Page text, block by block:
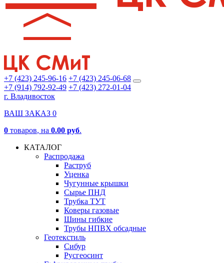
+7 (423) 245-96-16 +7 (423) 245-06-68
+7 (914) 792-92-49 +7 (423) 272-01-04
г. Владивосток
ВАШ ЗАКАЗ 0
0 товаров, на 0.00 руб.
КАТАЛОГ
Распродажа
Раструб
Уценка
Чугунные крышки
Сырье ПНД
Трубка ТУТ
Коверы газовые
Шины гибкие
Трубы НПВХ обсадные
Геотекстиль
Сибур
Русгеосинт